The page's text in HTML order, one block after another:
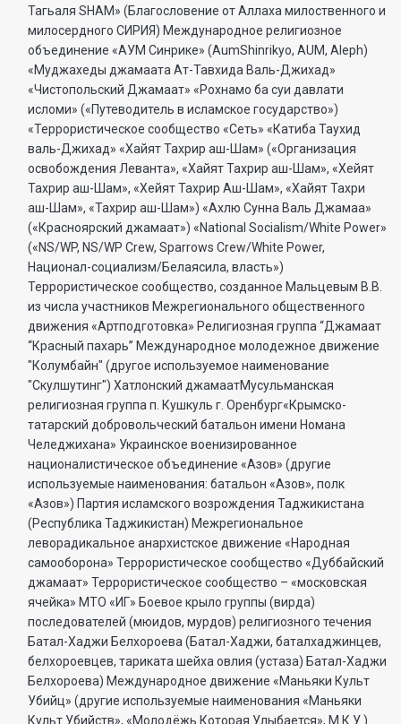
Тагьаля SHAM» (Благословение от Аллаха милоственного и
милосердного СИРИЯ) Международное религиозное
объединение «АУМ Синрике» (AumShinrikyo, AUM, Aleph)
«Муджахеды джамаата Ат-Тавхида Валь-Джихад»
«Чистопольский Джамаат» «Рохнамо ба суи давлати
исломи» («Путеводитель в исламское государство»)
«Террористическое сообщество «Сеть» «Катиба Таухид
валь-Джихад» «Хайят Тахрир аш-Шам» («Организация
освобождения Леванта», «Хайят Тахрир аш-Шам», «Хейят
Тахрир аш-Шам», «Хейят Тахрир Аш-Шам», «Хайят Тахри
аш-Шам», «Тахрир аш-Шам») «Ахлю Сунна Валь Джамаа»
(«Красноярский джамаат») «National Socialism/White Power»
(«NS/WP, NS/WP Crew, Sparrows Crew/White Power,
Национал-социализм/Белаясила, власть»)
Террористическое сообщество, созданное Мальцевым В.В.
из числа участников Межрегионального общественного
движения «Артподготовка» Религиозная группа “Джамаат
“Красный пахарь” Международное молодежное движение
"Колумбайн" (другое используемое наименование
"Скулшутинг") Хатлонский джамаатМусульманская
религиозная группа п. Кушкуль г. Оренбург«Крымско-
татарский добровольческий батальон имени Номана
Челеджихана» Украинское военизированное
националистическое объединение «Азов» (другие
используемые наименования: батальон «Азов», полк
«Азов») Партия исламского возрождения Таджикистана
(Республика Таджикистан) Межрегиональное
леворадикальное анархистское движение «Народная
самооборона» Террористическое сообщество «Дуббайский
джамаат» Террористическое сообщество – «московская
ячейка» МТО «ИГ» Боевое крыло группы (вирда)
последователей (мюидов, мурдов) религиозного течения
Батал-Хаджи Белхороева (Батал-Хаджи, баталхаджинцев,
белхороевцев, тариката шейха овлия (устаза) Батал-Хаджи
Белхороева) Международное движение «Маньяки Культ
Убийц» (другие используемые наименования «Маньяки
Культ Убийств», «Молодёжь Которая Улыбается», М.К.У.).